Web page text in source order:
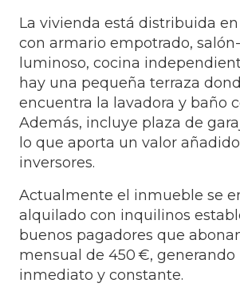
La vivienda está distribuida
con armario empotrado,
luminoso, cocina
hay una pequeña terraza
encuentra la lavadora y baño
Además, incluye plaza de
lo que aporta un valor
inversores.
Actualmente el inmueble se
alquilado con inquilinos
buenos pagadores que
mensual de 450 €, generando
inmediato y constante.